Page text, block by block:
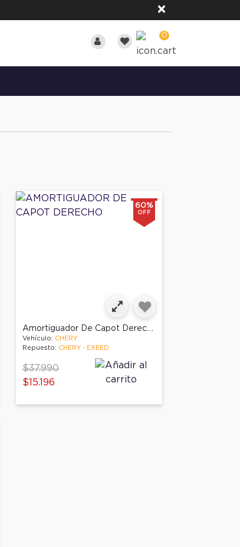
×
0
60%
OFF
Amortiguador De Capot Derecho
Vehículo: CHERY
Repuesto: CHERY - EXEED
Price reduced from
$37.990to
$15.196